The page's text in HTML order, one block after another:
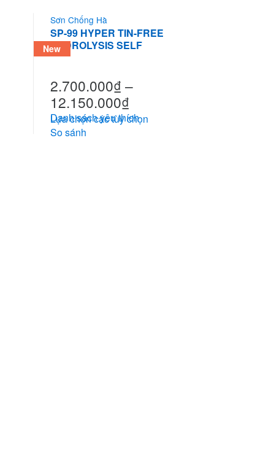
New
Sơn Chống Hà
SP-99 HYPER TIN-FREE
HYDROLYSIS SELF
POLISHING
2.700.000₫ –
12.150.000₫
Lựa chọn các tùy chọn
Danh sách yêu thích
So sánh